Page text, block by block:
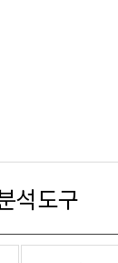
석도구